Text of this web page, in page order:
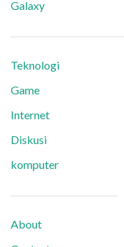
Galaxy
Teknologi
Game
Internet
Diskusi
komputer
About